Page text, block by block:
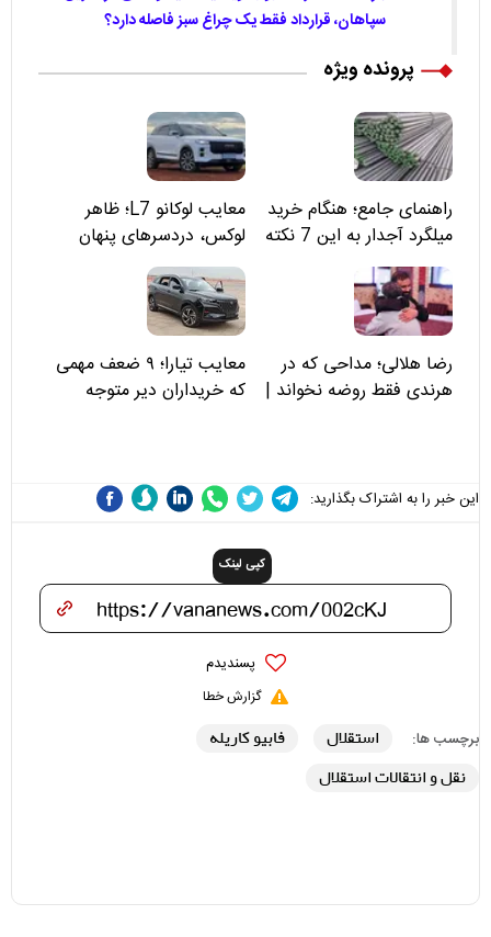
سپاهان، قرارداد فقط یک چراغ سبز فاصله دارد؟
پرونده ویژه
راهنمای جامع؛ هنگام خرید
میلگرد آجدار به این 7 نکته
توجه کنید
معایب لوکانو L7؛ ظاهر
لوکس، دردسرهای پنهان
رضا هلالی؛ مداحی که در
هرندی فقط روضه نخواند |
معایب تیارا؛ ۹ ضعف مهمی
که خریداران دیر متوجه
این خبر را به اشتراک بگذارید:
کپی لینک
پسندیدم
گزارش خطا
برچسب ها: استقلال
فابیو کاریله
نقل و انتقالات استقلال